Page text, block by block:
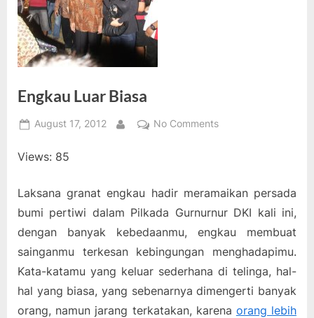
Engkau Luar Biasa
Posted
August 17, 2012
By
No Commentson
Views: 85
Laksana granat engkau hadir meramaikan persada
bumi pertiwi dalam Pilkada Gurnurnur DKI kali ini,
dengan banyak kebedaanmu, engkau membuat
sainganmu terkesan kebingungan menghadapimu.
Kata-katamu yang keluar sederhana di telinga, hal-
hal yang biasa, yang sebenarnya dimengerti banyak
orang, namun jarang terkatakan, karena orang lebih